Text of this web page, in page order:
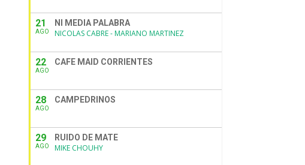
21
AGO
NI MEDIA PALABRA
NICOLAS CABRE - MARIANO MARTINEZ
22
AGO
CAFE MAID CORRIENTES
28
AGO
CAMPEDRINOS
29
AGO
RUIDO DE MATE
MIKE CHOUHY